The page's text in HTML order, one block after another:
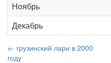
Ноябрь
Декабрь
← грузинский лари в 2000
году